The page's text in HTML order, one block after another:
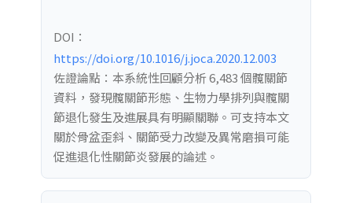
DOI：
https://doi.org/10.1016/j.joca.2020.12.003
佐證論點：本系統性回顧分析 6,483 個髖關節
資料，發現髖關節形態、生物力學排列與髖關
節退化發生及進展具有明顯關聯。可支持本文
關於骨盆歪斜、關節受力改變及異常磨損可能
促進退化性關節炎發展的論述。